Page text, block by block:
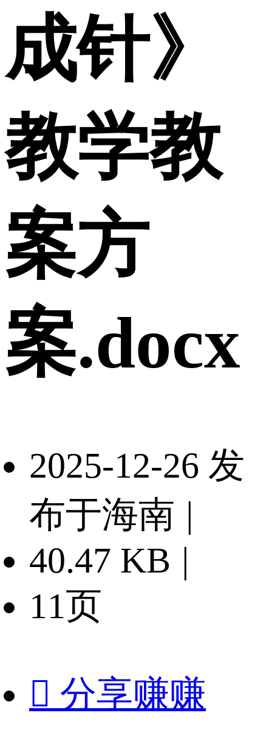
成针》
教学教
案方
案.docx
2025-12-26 发
布于海南 |
40.47 KB |
11页
 分享赚赚